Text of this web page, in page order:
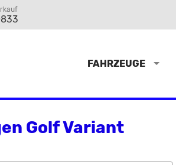
FAHRZEUGE
Golf Variant